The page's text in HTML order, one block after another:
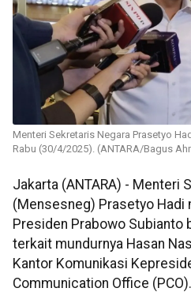
Menteri Sekretaris Negara Prasetyo
Rabu (30/4/2025). (ANTARA/Bagus
Jakarta (ANTARA) - Menteri
(Mensesneg) Prasetyo Hadi
Presiden Prabowo Subianto
terkait mundurnya Hasan
Kantor Komunikasi
Communication Office (PCO).